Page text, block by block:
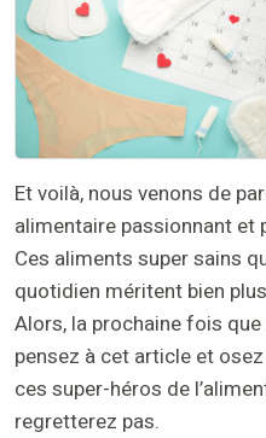
Et voilà, nous venons de
alimentaire passionnant et
Ces aliments super sains
quotidien méritent bien
Alors, la prochaine fois
pensez à cet article et
ces super-héros de
regretterez pas.